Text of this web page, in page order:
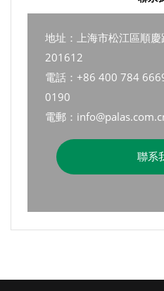
地址：上海市松江區順
201612
電話：+86 400 784
0190
電郵：
聯系